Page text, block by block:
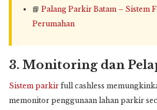
📘 Palang Parkir Batam – Sistem
Perumahan
3. Monitoring dan
Sistem parkir full cashless
memonitor penggunaan lahan parkir